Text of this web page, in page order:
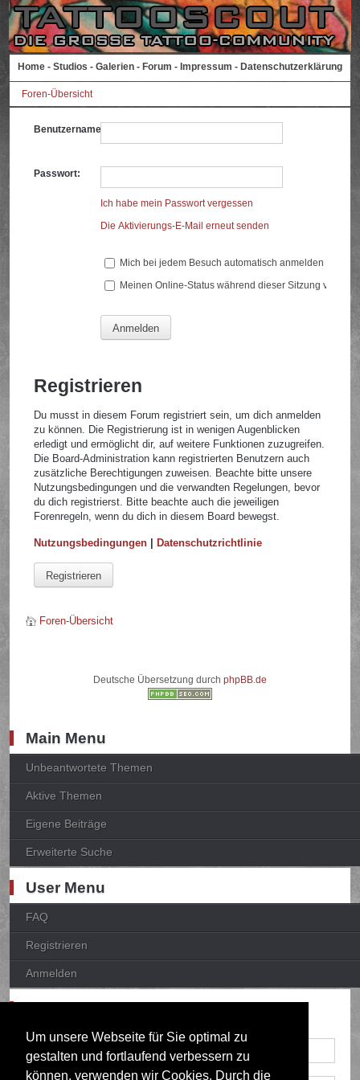
Um unsere Webseite für Sie optimal zu
gestalten und fortlaufend verbessern zu
können, verwenden wir Cookies. Durch die
Home - Studios - Galerien - Forum - Impressum - Datenschutzerklärung
Foren-Übersicht
Benutzername:
Passwort:
Ich habe mein Passwort vergessen
Die Aktivierungs-E-Mail erneut senden
Mich bei jedem Besuch automatisch anmelden
Meinen Online-Status während dieser Sitzung
Registrieren
Du musst in diesem Forum registriert sein, um dich anmelden
zu können. Die Registrierung ist in wenigen Augenblicken
erledigt und ermöglicht dir, auf weitere Funktionen zuzugreifen.
Die Board-Administration kann registrierten Benutzern auch
zusätzliche Berechtigungen zuweisen. Beachte bitte unsere
Nutzungsbedingungen und die verwandten Regelungen, bevor
du dich registrierst. Bitte beachte auch die jeweiligen
Forenregeln, wenn du dich in diesem Board bewegst.
Nutzungsbedingungen |Datenschutzrichtlinie
Registrieren
Foren-Übersicht
Deutsche Übersetzung durch phpBB.de
Main Menu
Unbeantwortete Themen
Aktive Themen
Eigene Beiträge
Erweiterte Suche
User Menu
FAQ
Registrieren
Anmelden